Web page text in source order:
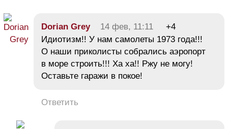
Dorian Grey 14 фев, 11:11
+4
Идиотизм!! У нам самолеты 1973 года!!!
О наши приколисты собрались аэропорт
в море строить!!! Ха ха!! Ржу не могу!
Оставьте гаражи в покое!
Ответить